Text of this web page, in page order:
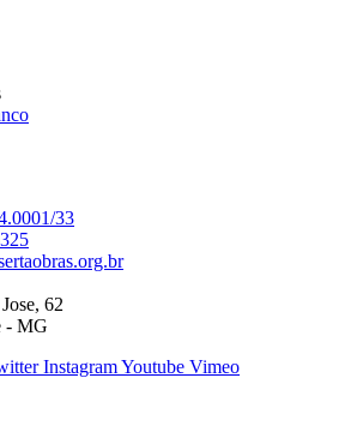
33
62
- MG
InstagramYoutube Vimeo